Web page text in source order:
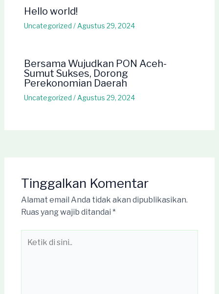
Hello world!
Uncategorized / Agustus 29, 2024
Bersama Wujudkan PON Aceh-
Sumut Sukses, Dorong
Perekonomian Daerah
Uncategorized / Agustus 29, 2024
Tinggalkan Komentar
Alamat email Anda tidak akan dipublikasikan.
Ruas yang wajib ditandai *